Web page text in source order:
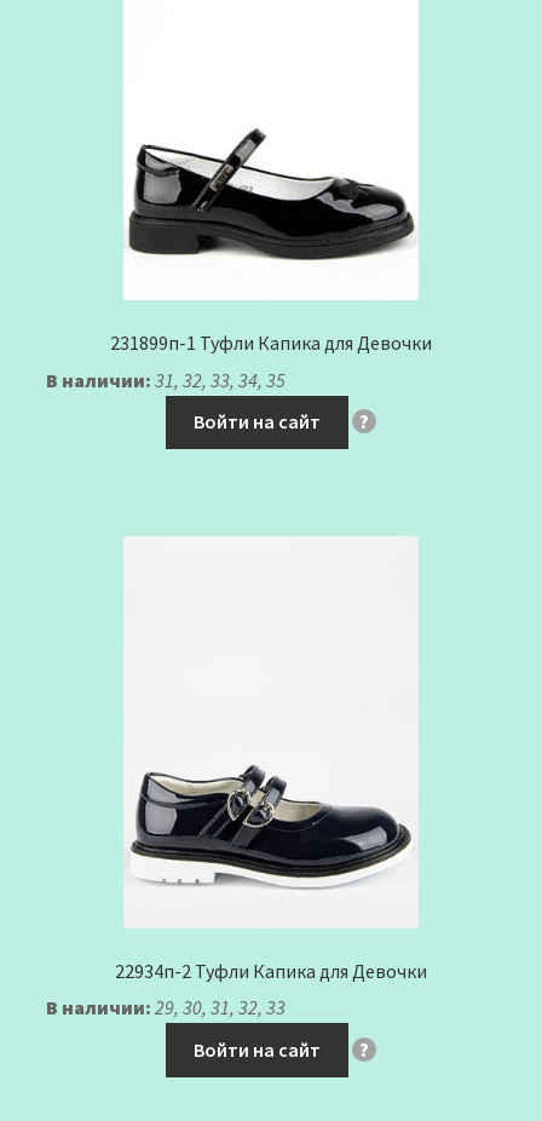
231899п-1 Туфли Капика для Девочки
В наличии: 31, 32, 33, 34, 35
Войти на сайт
?
22934п-2 Туфли Капика для Девочки
В наличии: 29, 30, 31, 32, 33
Войти на сайт
?